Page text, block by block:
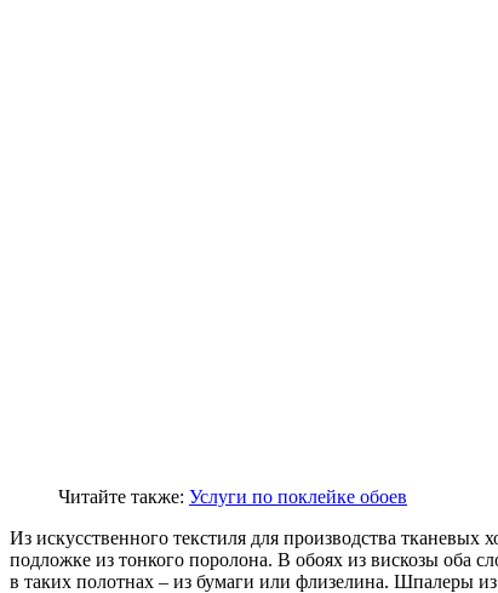
Читайте также: Услуги по поклейке обоев
Из искусственного текстиля для производства
подложке из тонкого поролона. В обоях из вискозы оба
в таких полотнах – из бумаги или флизелина. Шпалеры